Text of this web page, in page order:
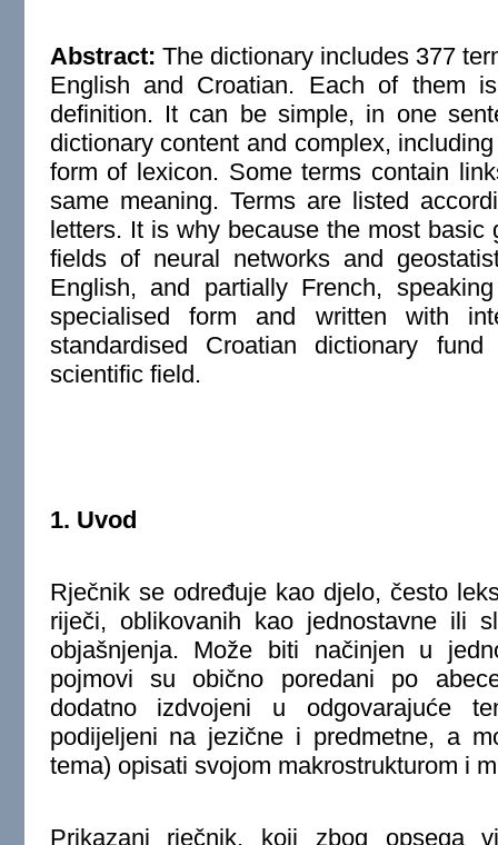
Abstract: The dictionary includes 377
English and Croatian. Each of them
definition. It can be simple, in one
dictionary content and complex,
form of lexicon. Some terms contain
same meaning. Terms are listed
letters. It is why because the most
fields of neural networks and
English, and partially French,
specialised form and written with
standardised Croatian dictionary
scientific field.
1. Uvod
Rječnik se određuje kao djelo, često
riječi, oblikovanih kao jednostavne ili
objašnjenja. Može biti načinjen u
pojmovi su obično poredani po
dodatno izdvojeni u odgovarajuće
podijeljeni na jezične i predmetne, a
tema) opisati svojom makrostrukturom i
Prikazani rječnik, koji zbog opsega